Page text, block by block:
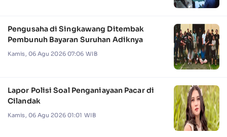
Pengusaha di Singkawang Ditembak
Pembunuh Bayaran Suruhan Adiknya
Kamis, 06 Agu 2026 07:06 WIB
Lapor Polisi Soal Penganiayaan Pacar di
Cilandak
Kamis, 06 Agu 2026 01:01 WIB